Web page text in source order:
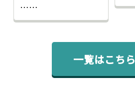
……
一覧はこちら